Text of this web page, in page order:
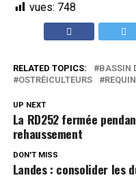
vues: 748
RELATED TOPICS: BASSIN
OSTRÉICULTEURS
REQUIN
UP NEXT
La RD252 fermée
rehaussement
DON'T MISS
Landes : consolider les